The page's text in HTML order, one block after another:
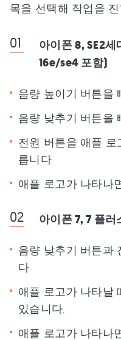
목을 선택해 작업을
아이폰 8, SE2
16e/se4 포함)
음량 높이기 버튼을
음량 낮추기 버튼을
전원 버튼을 애플
릅니다.
애플 로고가 나타나
아이폰 7, 7 플러
음량 낮추기 버튼과
다.
애플 로고가 나타날
있습니다.
애플 로고가 나타나